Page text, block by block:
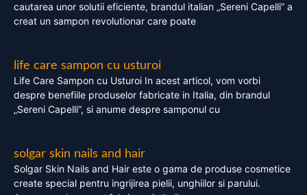
cautarea unor solutii eficiente, brandul italian „Sereni Capelli” a
creat un sampon revolutionar care poate
life care sampon cu usturoi
Life Care Sampon cu Usturoi In acest articol, vom vorbi
despre benefiile produselor fabricate in Italia, din brandul
„Sereni Capelli”, si anume despre samponul cu
solgar skin nails and hair
Solgar Skin Nails and Hair este o gama de produse cosmetice
create special pentru ingrijirea pielii, unghiilor si parului.